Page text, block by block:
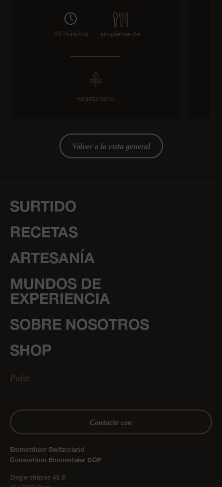
40 minutos simplemente
vegetariano
Volver a la vista general
SURTIDO
RECETAS
ARTESANÍA
MUNDOS DE
EXPERIENCIA
SOBRE NOSOTROS
SHOP
Pulse
Contacte con
Emmentaler Switzerland
Consortium Emmentaler DOP
Zieglerstrasse 43 B